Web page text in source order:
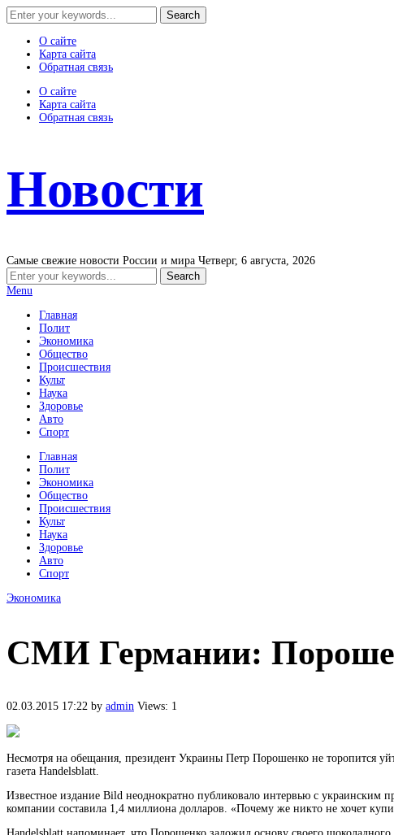
О сайте
Карта сайта
Обратная связь
О сайте
Карта сайта
Обратная связь
Новости
Самые свежие новости России и мира Четверг, 6 августа, 2026
Menu
Главная
Полит
Экономика
Общество
Происшествия
Культ
Наука
Здоровье
Авто
Спорт
Главная
Полит
Экономика
Общество
Происшествия
Культ
Наука
Здоровье
Авто
Спорт
Экономика
СМИ Германии:
02.03.2015 17:22 by admin Views: 1
Несмотря на обещания, президент Украины Петр Порошенко не торопится
газета Handelsblatt.
Известное издание Bild неоднократно публиковало интервью с украинским
компании составила 1,4 миллиона долларов. «Почему же никто не хочет